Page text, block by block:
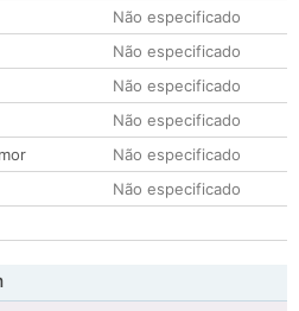
Não especificado
Não especificado
Não especificado
Não especificado
Não especificado
Não especificado